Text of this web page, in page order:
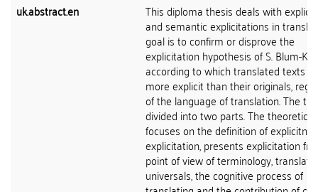
uk.abstract.en
This diploma thesis deals with
and semantic explicitations in
goal is to confirm or disprove the
explicitation hypothesis of S. Blum-
according to which translated texts
more explicit than their originals,
of the language of translation. The
divided into two parts. The
focuses on the definition of
explicitation, presents explicitation
point of view of terminology,
universals, the cognitive process of